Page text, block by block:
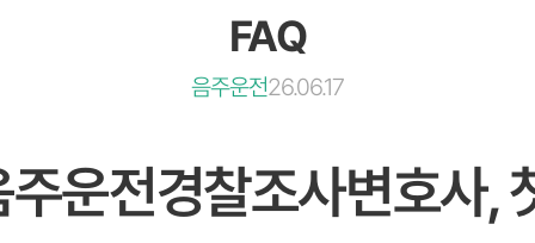
FAQ
음주운전26.06.17
운전경찰조사변호사,